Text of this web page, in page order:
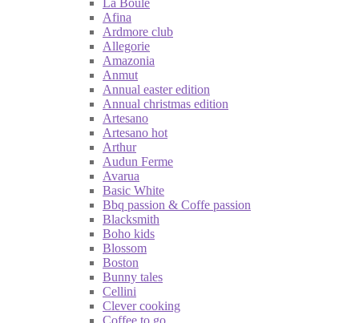
Afina
Ardmore club
Allegorie
Amazonia
Anmut
Annual easter edition
Annual christmas edition
Artesano
Artesano hot
Arthur
Audun Ferme
Avarua
Basic White
Bbq passion & Coffe passion
Blacksmith
Boho kids
Blossom
Boston
Bunny tales
Cellini
Clever cooking
Coffee to go